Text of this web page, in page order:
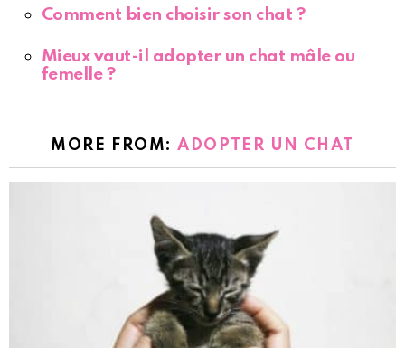
Comment bien choisir son chat ?
Mieux vaut-il adopter un chat mâle ou
femelle ?
MORE FROM:ADOPTER UN CHAT